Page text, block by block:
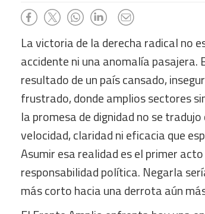
La victoria de la derecha radical no
accidente ni una anomalía pasajera.
resultado de un país cansado,
frustrado, donde amplios sectores
la promesa de dignidad no se tradujo
velocidad, claridad ni eficacia que
Asumir esa realidad es el primer
responsabilidad política. Negarla
más corto hacia una derrota aún